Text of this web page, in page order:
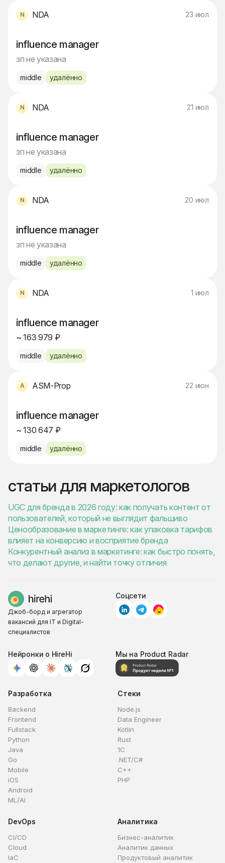
NDA 23 июл
influence manager
зп не указана
middle удалённо
NDA 21 июл
influence manager
зп не указана
middle удалённо
NDA 20 июл
influence manager
зп не указана
middle удалённо
NDA 1 июл
influence manager
~ 163 979 ₽
middle удалённо
ASM-Prop 22 июн
influence manager
~ 130 647 ₽
middle удалённо
статьи для маркетологов
UGC для бренда в 2026 году: как получать контент от
пользователей, который не выглядит фальшиво
Ценообразование в маркетинге: как упаковка тарифов
влияет на конверсию и восприятие бренда
Конкурентный анализ в маркетинге: как быстро понять,
что делают другие, и найти точку отличия
Джоб-борд и агрегатор
вакансий для IT и Digital-
специалистов
Соцсети
Нейронки о HireHi Мы на Product Radar
Разработка
Backend
Frontend
Fullstack
Python
Java
Go
Mobile
iOS
Android
ML/AI
Стеки
Node.js
Data Engineer
Kotlin
Rust
1C
.NET/C#
C++
PHP
DevOps
CI/CD
Cloud
IaC
Аналитика
Бизнес-аналитик
Аналитик данных
Продуктовый аналитик